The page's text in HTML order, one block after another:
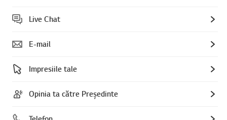
Live Chat
E-mail
Impresiile tale
Opinia ta către Președinte